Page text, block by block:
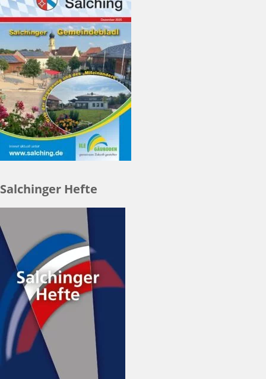
Salchinger Hefte